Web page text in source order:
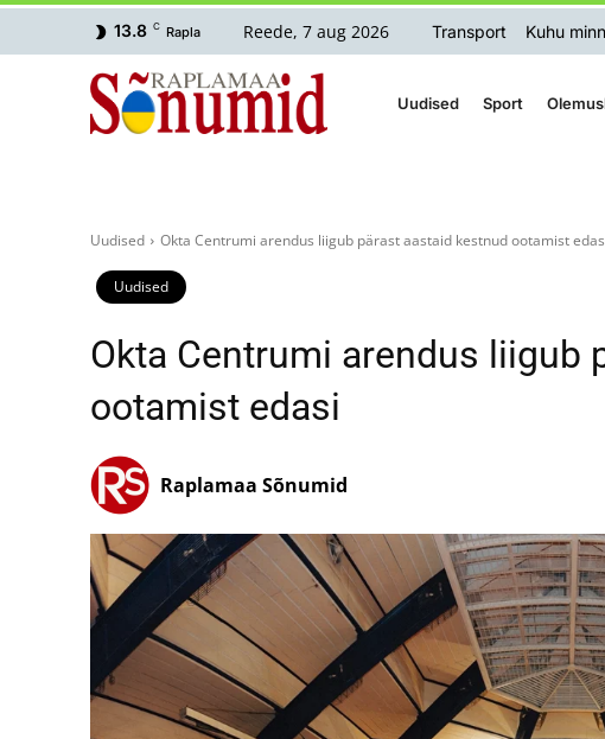
13.8 C Rapla Reede, 7 aug 2026 Transport Kuhu
Uudised Sport
Uudised Okta Centrumi arendus liigub pärast aastaid kestnud ootamist
Uudised
Okta Centrumi arendus liigub
ootamist edasi
Raplamaa Sõnumid